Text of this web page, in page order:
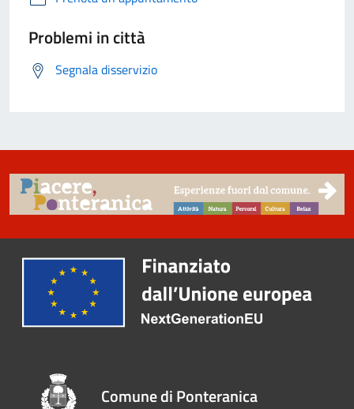
Problemi in città
Segnala disservizio
Comune di Ponteranica